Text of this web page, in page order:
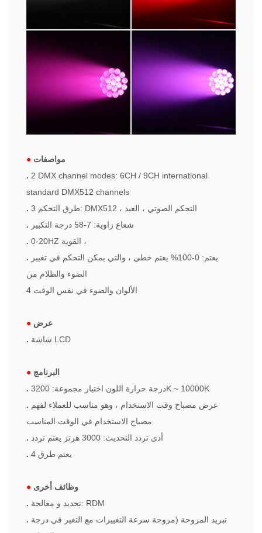
● مواصفات
. 2 DMX channel modes: 6CH / 9CH international
standard DMX512 channels
.
3 طرق التحكم: DMX512 ، التحكم الصوتي ، العبد
.
شعاع زاوية: 7-58 درجة التكبير
.
0-20HZ القوية ،
. يعتم: 0-100% يعتم خطي ، والتي يمكن التحكم في تغيير
الضوء والظلام من
4 الألوان والضوء في نفس الوقت
● عرض
.
شاشة LCD
● البرنامج
.
درجة حرارة اللون اختيار مجموعة: 3200K ~ 10000K
. عرض مصباح وقت الاستخدام ، وهو مناسب للعملاء لفهم
مصباح الاستخدام في الوقت المناسب
.
أدى تردد التحديث: 3000 هرتز يعتم تردد
.
4 يعتم طرق
● وظائف أخرى
.
تحديد و معالجة: RDM
. تبريد المروحة (مروحة سرعة التغييرات مع التغير في درجة